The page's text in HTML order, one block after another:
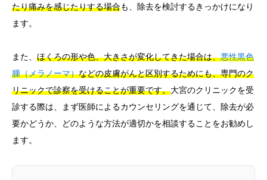
たり痛みを感じたりする場合も、除去を検討するきっかけになり
ます。
また、 ほくろの形や色、大きさが変化してきた場合は、悪性黒色
腫（メラノーマ）などの皮膚がんと区別するためにも、専門のク
リニックで診察を受けることが重要です。大宮のクリニックを受
診する際は、まず医師によるカウンセリングを通じて、除去が必
要かどうか、どのような方法が適切かを相談することをお勧めし
ます。